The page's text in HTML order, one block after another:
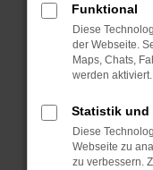
Überprüfe
Laden
Suchmaschine?
Manche
können das
verhindern.
Funktional
Diese
der Webseite.
Maps, Chats,
werden aktiviert.
Statistik und
Diese
Webseite zu
zu verbessern.